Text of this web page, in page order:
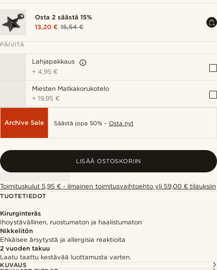
Osta 2 säästä 15%
13,20 € 15,54 €
PÄIVITÄ
Lahjapakkaus
+4,95 €
Miesten Matkakorukotelo
+19,95 €
Archive Sale Säästä jopa 50% - Osta nyt
LISÄÄ OSTOSKORIIN
Toimituskulut 5,95 € - ilmainen toimitusvaihtoehto yli 59,00 € tilauksiin
TUOTETIEDOT
Kirurginteräs
Ihoystävällinen, ruostumaton ja haalistumaton
Nikkelitön
Ehkäisee ärsytystä ja allergisia reaktioita
2 vuoden takuu
Laatu taattu kestävää luottamusta varten.
KUVAUS